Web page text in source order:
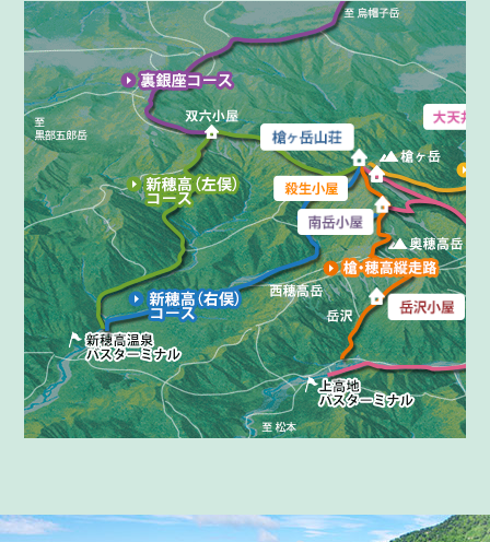
岳沢小屋のライブカメラ